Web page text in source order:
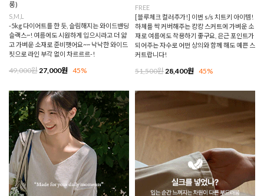
롱)
S,M,L
-5kg 다이어트를 한 듯, 슬림해지는 와이드밴딩
슬랙스~! 여름에도 시원하게 입으시라고 더 얇
고 가벼운 소재로 준비햇어요~~ 낙낙한 와이드
핏으로 라인 부각 없이 차르르르-!
49,000원27,000원 45%
FREE
[블루체크 컬러추가!] 이번 s/s 치트키 아이템!
하체를 싹 커버해주는 캉캉 스커트에 가벼운 소
재로 여름에도 착용하기 좋구요, 은근 포인트가
되어주는 자수로 어떤 상의와 함께 해도 예쁜 스
커트랍니다!
51,500원28,400원 45%